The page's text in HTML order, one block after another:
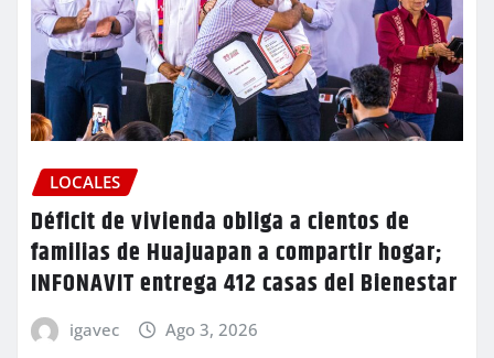
LOCALES
Déficit de vivienda obliga a cientos de
familias de Huajuapan a compartir hogar;
INFONAVIT entrega 412 casas del Bienestar
igavec Ago 3, 2026